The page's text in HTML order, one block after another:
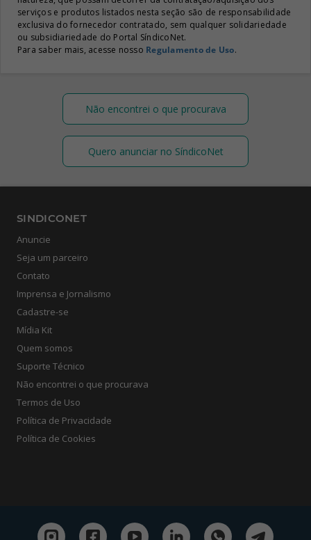
serviços e produtos listados nesta seção são de responsabilidade
exclusiva do fornecedor contratado, sem qualquer solidariedade
ou subsidiariedade do Portal SíndicoNet.
Para saber mais, acesse nosso Regulamento de Uso.
Não encontrei o que procurava
Quero anunciar no SíndicoNet
SINDICONET
Anuncie
Seja um parceiro
Contato
Imprensa e Jornalismo
Cadastre-se
Mídia Kit
Quem somos
Suporte Técnico
Não encontrei o que procurava
Termos de Uso
Política de Privacidade
Política de Cookies